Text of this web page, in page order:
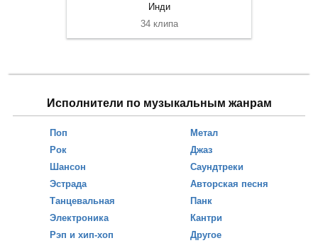
Инди
34 клипа
Исполнители по музыкальным жанрам
Поп
Рок
Шансон
Эстрада
Танцевальная
Электроника
Рэп и хип-хоп
Метал
Джаз
Саундтреки
Авторская песня
Панк
Кантри
Другое